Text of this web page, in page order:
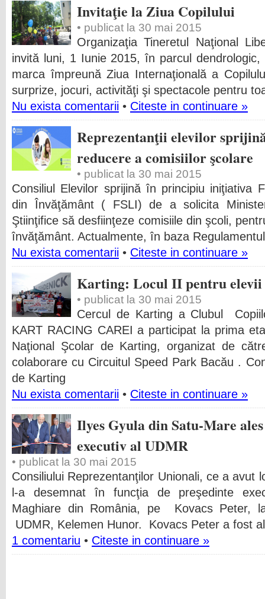
Invitaţie la Ziua Copilului
• publicat la 30 mai 2015
Organizaţia Tineretul Naţional
invită luni, 1 Iunie 2015, în parcul
marca împreună Ziua Internaţională a
surprize, jocuri, activităţi şi spectacole pentru
Nu exista comentarii • Citeste in continuare »
Reprezentanţii elevilor
reducere a comisiilor şcolare
• publicat la 30 mai 2015
Consiliul Elevilor sprijină în principiu iniţiativa
din Învăţământ ( FSLI) de a solicita
Ştiinţifice să desfiinţeze comisiile din şcoli,
învăţământ. Actualmente, în baza
Nu exista comentarii • Citeste in continuare »
Karting: Locul II pentru
• publicat la 30 mai 2015
Cercul de Karting a Clubul
KART RACING CAREI a participat la prima
Naţional Şcolar de Karting, organizat de
colaborare cu Circuitul Speed Park Bacău .
de Karting
Nu exista comentarii • Citeste in continuare »
Ilyes Gyula din Satu-Mare
executiv al UDMR
• publicat la 30 mai 2015
Consiliului Reprezentanţilor Unionali, ce a avut
l-a desemnat în funcţia de preşedinte
Maghiare din România, pe Kovacs Peter,
UDMR, Kelemen Hunor. Kovacs Peter a fost
1 comentariu • Citeste in continuare »